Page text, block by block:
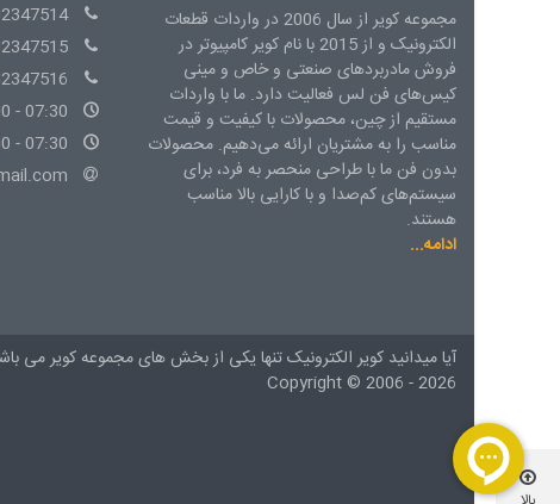
مجموعه کویر از سال 2006 در واردات قطعات
الکترونیک و از 2015 با نام کویر کامپیوتر در
فروش مادربردهای صنعتی و خاص و مینی
کیس‌های فن لس فعالیت دارد. ما با واردات
مستقیم از چین، محصولات با کیفیت و قیمت
مناسب را به مشتریان ارائه می‌دهیم. محصولات
بدون فن ما با طراحی منحصر به فرد، برای
سیستم‌های کم‌صدا و با کارایی بالا مناسب
هستند.
ادامه...
07:30 - 15:00 شنبه الی چهارشنبه
07:30 - 14:00 پنج شنبه
آیا میدانید کویر الکترونیک تنها یکی از بخش هایمجموعه کویرمی
Copyright © 2006 - 2026